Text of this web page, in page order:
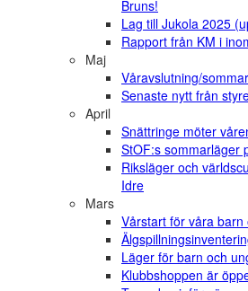
Bruns!
Lag till Jukola 2025
Rapport från KM i
Maj
Våravslutning/
Senaste nytt från
April
Snättringe möter
StOF:s sommarläger
Riksläger och
Idre
Mars
Vårstart för våra
Läger för barn och
Klubbshoppen är